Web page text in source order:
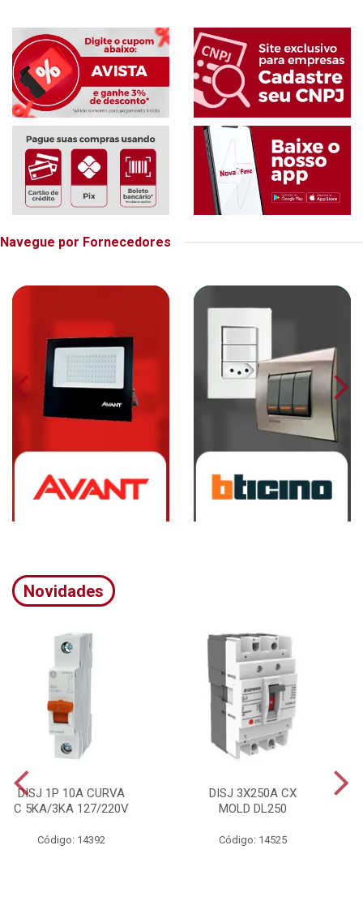
Navegue por Fornecedores
Novidades
DISJ 1P 10A CURVA
C 5KA/3KA 127/220V
Código: 14392
DISJ 3X250A CX
MOLD DL250
Código: 14525